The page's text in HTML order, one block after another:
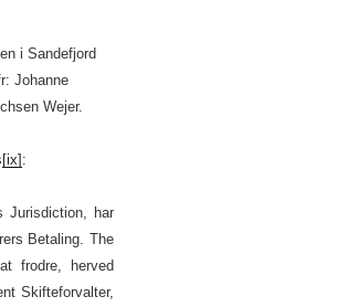
i Sandefjord
Johanne
Wejer.
[ix] :
Jurisdiction, har
Betaling. The
frodre, herved
Skifteforvalter,